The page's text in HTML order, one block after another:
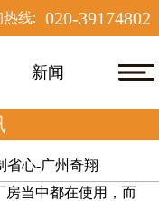
热线: 020-39174802
新闻
省心-广州奇翔
房当中都在使用，而